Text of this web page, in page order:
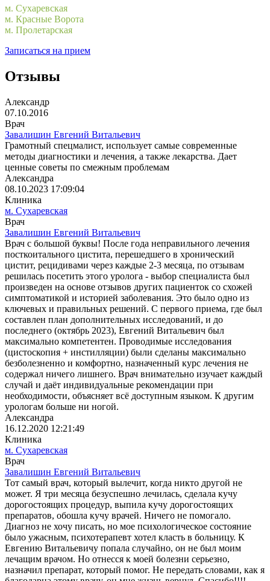
м. Сухаревская
м. Красные Ворота
м. Пролетарская
Записаться на прием
Отзывы
Александр
07.10.2016
Врач
Завалишин Евгений Витальевич
Грамотный спецмалист, использует самые современные
методы диагностики и лечения, а также лекарства. Дает
ценные советы по смежным проблемам
Александра
08.10.2023 17:09:04
Клиника
м. Сухаревская
Врач
Завалишин Евгений Витальевич
Врач с большой буквы! После года неправильного лечения
посткоитального цистита, перешедшего в хронический
цистит, рецидивами через каждые 2-3 месяца, по отзывам
решилась посетить этого уролога - выбор специалиста был
произведен на основе отзывов других пациенток со схожей
симптоматикой и историей заболевания. Это было одно из
ключевых и правильных решений. С первого приема, где был
составлен план дополнительных исследований, и до
последнего (октябрь 2023), Евгений Витальевич был
максимально компетентен. Проводимые исследования
(цистоскопия + инстилляции) были сделаны максимально
безболезненно и комфортно, назначенный курс лечения не
содержал ничего лишнего. Врач внимательно изучает каждый
случай и даёт индивидуальные рекомендации при
необходимости, объясняет всё доступным языком. К другим
урологам больше ни ногой.
Александра
16.12.2020 12:21:49
Клиника
м. Сухаревская
Врач
Завалишин Евгений Витальевич
Тот самый врач, который вылечит, когда никто другой не
может. Я три месяца безуспешно лечилась, сделала кучу
дорогостоящих процедур, выпила кучу дорогостоящих
препаратов, обошла кучу врачей. Ничего не помогало.
Диагноз не хочу писать, но мое психологическое состояние
было ужасным, психотерапевт хотел класть в больницу. К
Евгению Витальевичу попала случайно, он не был моим
лечащим врачом. Но отнесся к моей болезни серьезно,
назначил препарат, который помог. Не передать словами, как я